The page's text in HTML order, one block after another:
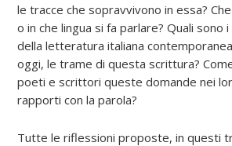
le tracce che sopravvivono in essa?
o in che lingua si fa parlare? Quali sono
della letteratura italiana
oggi, le trame di questa scrittura?
poeti e scrittori queste domande nei
rapporti con la parola?
Tutte le riflessioni proposte, in questi